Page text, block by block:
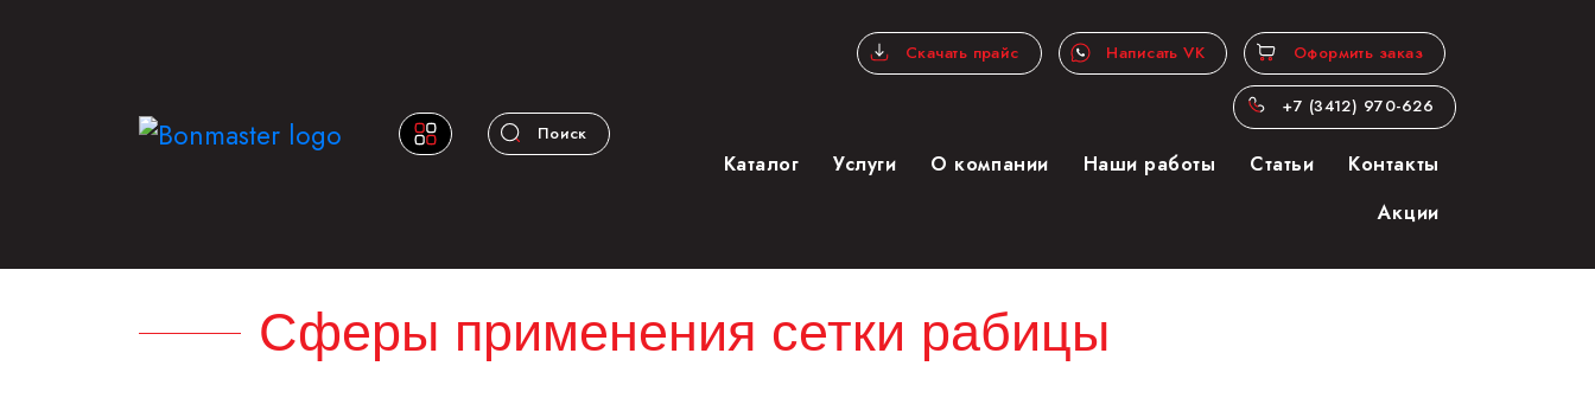
Поиск
Скачать прайс Написать VK Оформить заказ
+7 (3412) 970-626
Каталог Услуги О компании Наши работы Статьи
Контакты
Акции
Сферы применения сетки рабицы